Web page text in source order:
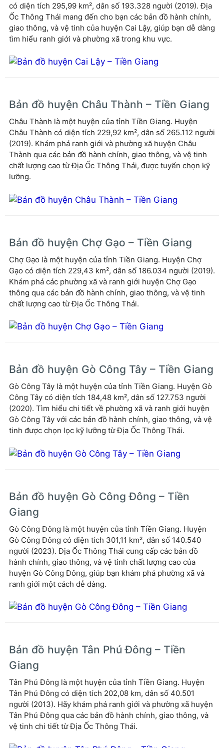
có diện tích 295,99 km², dân số 193.328 người (2019). Địa
Ốc Thông Thái mang đến cho bạn các bản đồ hành chính,
giao thông, và vệ tinh của huyện Cai Lậy, giúp bạn dễ dàng
tìm hiểu ranh giới và phường xã trong khu vực.
Bản đồ huyện Châu Thành – Tiền Giang
Châu Thành là một huyện của tỉnh Tiền Giang. Huyện
Châu Thành có diện tích 229,92 km², dân số 265.112 người
(2019). Khám phá ranh giới và phường xã huyện Châu
Thành qua các bản đồ hành chính, giao thông, và vệ tinh
chất lượng cao từ Địa Ốc Thông Thái, được tuyển chọn kỹ
lưỡng.
Bản đồ huyện Chợ Gạo – Tiền Giang
Chợ Gạo là một huyện của tỉnh Tiền Giang. Huyện Chợ
Gạo có diện tích 229,43 km², dân số 186.034 người (2019).
Khám phá các phường xã và ranh giới huyện Chợ Gạo
thông qua các bản đồ hành chính, giao thông, và vệ tinh
chất lượng cao từ Địa Ốc Thông Thái.
Bản đồ huyện Gò Công Tây – Tiền Giang
Gò Công Tây là một huyện của tỉnh Tiền Giang. Huyện Gò
Công Tây có diện tích 184,48 km², dân số 127.753 người
(2020). Tìm hiểu chi tiết về phường xã và ranh giới huyện
Gò Công Tây với các bản đồ hành chính, giao thông, và vệ
tinh được chọn lọc kỹ lưỡng từ Địa Ốc Thông Thái.
Bản đồ huyện Gò Công Đông – Tiền
Giang
Gò Công Đông là một huyện của tỉnh Tiền Giang. Huyện
Gò Công Đông có diện tích 301,11 km², dân số 140.540
người (2023). Địa Ốc Thông Thái cung cấp các bản đồ
hành chính, giao thông, và vệ tinh chất lượng cao của
huyện Gò Công Đông, giúp bạn khám phá phường xã và
ranh giới một cách dễ dàng.
Bản đồ huyện Tân Phú Đông – Tiền
Giang
Tân Phú Đông là một huyện của tỉnh Tiền Giang. Huyện
Tân Phú Đông có diện tích 202,08 km, dân số 40.501
người (2013). Hãy khám phá ranh giới và phường xã huyện
Tân Phú Đông qua các bản đồ hành chính, giao thông, và
vệ tinh chi tiết từ Địa Ốc Thông Thái.